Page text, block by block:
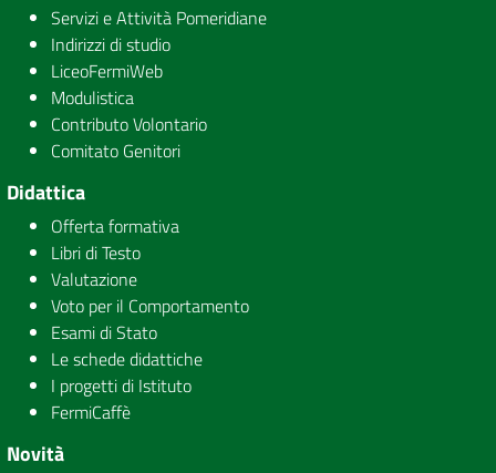
Servizi e Attività Pomeridiane
Indirizzi di studio
LiceoFermiWeb
Modulistica
Contributo Volontario
Comitato Genitori
Didattica
Offerta formativa
Libri di Testo
Valutazione
Voto per il Comportamento
Esami di Stato
Le schede didattiche
I progetti di Istituto
FermiCaffè
Novità